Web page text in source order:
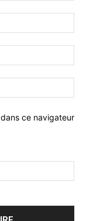
:*
:*
:
ce navigateur